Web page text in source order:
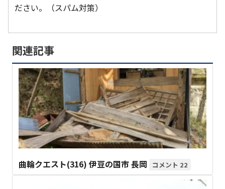
ださい。（スパム対策）
関連記事
曲輪クエスト(316) 伊豆の国市 長岡 22